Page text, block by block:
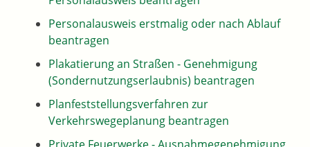
Personalausweis erstmalig oder nach Ablauf
beantragen
Plakatierung an Straßen - Genehmigung
(Sondernutzungserlaubnis) beantragen
Planfeststellungsverfahren zur
Verkehrswegeplanung beantragen